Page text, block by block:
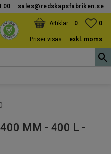
00 sales@redskapsfabriken.se
0
KUNDVAGN
ANTAL PRODUKTER:
0
Priser visas
exkl. moms
MM - 400 L -